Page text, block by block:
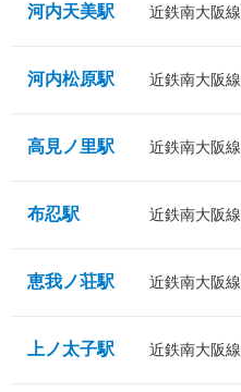
河内天美駅 近鉄南大阪線
河内松原駅 近鉄南大阪線
高見ノ里駅 近鉄南大阪線
布忍駅 近鉄南大阪線
恵我ノ荘駅 近鉄南大阪線
上ノ太子駅 近鉄南大阪線